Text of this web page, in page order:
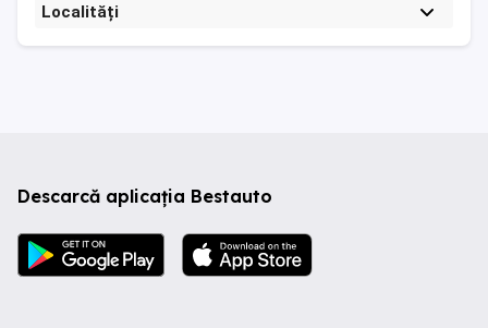
Localități
Descarcă aplicația Bestauto